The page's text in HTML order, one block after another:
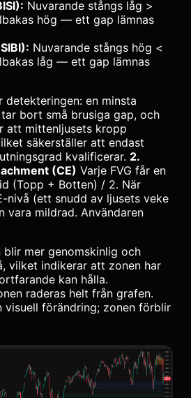
Nuvarande stångs låg >
hög — ett gap lämnas
Nuvarande stångs hög <
låg — ett gap lämnas
en minsta
bort små brusiga gap, och
att mittenljusets kropp
säkerställer att endast
kvalificerar. 2.
(CE) Varje FVG får en
(Topp + Botten) / 2. När
nivå (ett snudd av ljusets veke
vara mildrad. Användaren
mer genomskinlig och
vilket indikerar att zonen har
kan hålla.
raderas helt från grafen.
visuell förändring; zonen förblir